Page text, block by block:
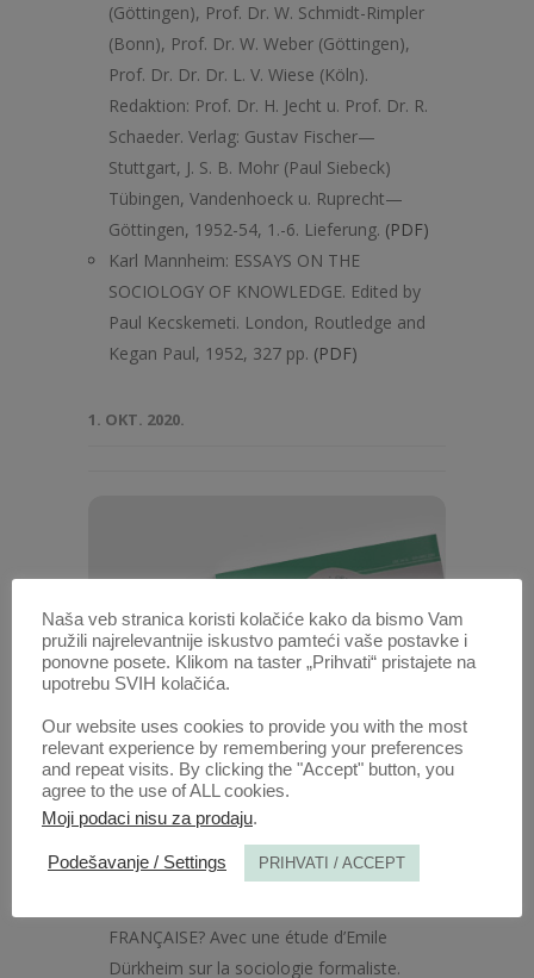
(Göttingen), Prof. Dr. W. Schmidt-Rimpler
(Bonn), Prof. Dr. W. Weber (Göttingen),
Prof. Dr. Dr. Dr. L. V. Wiese (Köln).
Redaktion: Prof. Dr. H. Jecht u. Prof. Dr. R.
Schaeder. Verlag: Gustav Fischer—
Stuttgart, J. S. B. Mohr (Paul Siebeck)
Tübingen, Vandenhoeck u. Ruprecht—
Göttingen, 1952-54, 1.-6. Lieferung. (PDF)
Karl Mannheim: ESSAYS ON THE
SOCIOLOGY OF KNOWLEDGE. Edited by
Paul Kecskemeti. London, Routledge and
Kegan Paul, 1952, 327 pp. (PDF)
1. OKT. 2020.
Anali 1954 | Vol 2 | 2
Radovi ovog autora u ovoj svesci
FRANÇAISE? Avec une étude d’Emile
Dürkheim sur la sociologie formaliste.
Naša veb stranica koristi kolačiće kako da bismo Vam
pružili najrelevantnije iskustvo pamteći vaše postavke i
ponovne posete. Klikom na taster „Prihvati“ pristajete na
upotrebu SVIH kolačića.
Our website uses cookies to provide you with the most
relevant experience by remembering your preferences
and repeat visits. By clicking the "Accept" button, you
agree to the use of ALL cookies.
Moji podaci nisu za prodaju.
Podešavanje / Settings PRIHVATI / ACCEPT